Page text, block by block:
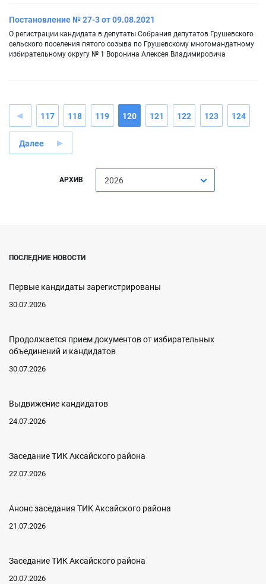
Постановление № 27-3 от 09.08.2021
О регистрации кандидата в депутаты Собрания депутатов Грушевского
сельского поселения пятого созыва по Грушевскому многомандатному
избирательному округу № 1 Воронина Алексея Владимировича
117 118 119 120 121 122 123 124
Далее
АРХИВ 2026
ПОСЛЕДНИЕ НОВОСТИ
Первые кандидаты зарегистрированы
30.07.2026
Продолжается прием документов от избирательных
объединений и кандидатов
30.07.2026
Выдвижение кандидатов
24.07.2026
Заседание ТИК Аксайского района
22.07.2026
Анонс заседания ТИК Аксайского района
21.07.2026
Заседание ТИК Аксайского района
20.07.2026